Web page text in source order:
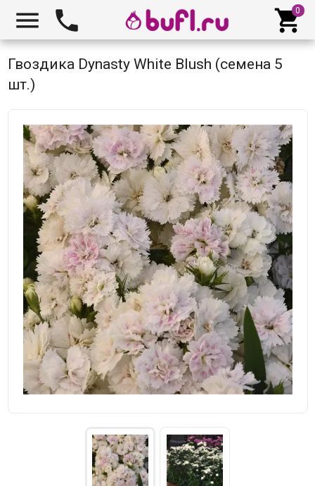
  
Гвоздика Dynasty White Blush (семена 5
шт.)